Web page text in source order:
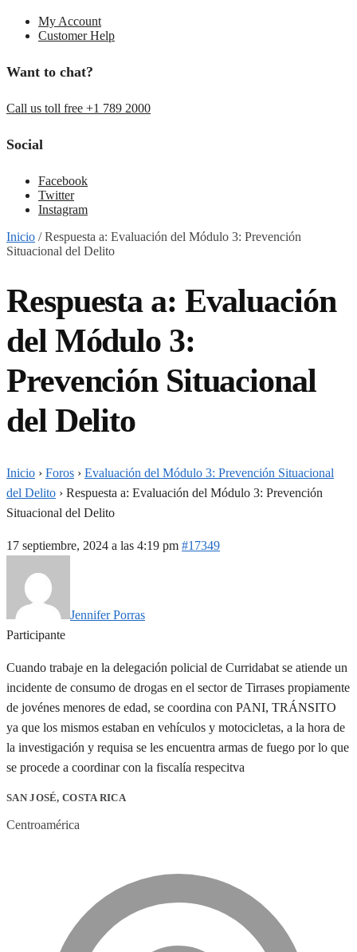
My Account
Customer Help
Want to chat?
Call us toll free +1 789 2000
Social
Facebook
Twitter
Instagram
Inicio /Respuesta a: Evaluación del Módulo 3: Prevención
Situacional del Delito
Respuesta a: Evaluación
del Módulo 3:
Prevención Situacional
del Delito
Inicio › Foros › Evaluación del Módulo 3: Prevención Situacional
del Delito › Respuesta a: Evaluación del Módulo 3: Prevención
Situacional del Delito
17 septiembre, 2024 a las 4:19 pm #17349
Jennifer Porras
Participante
Cuando trabaje en la delegación policial de Curridabat se atiende un
incidente de consumo de drogas en el sector de Tirrases propiamente
de jovénes menores de edad, se coordina con PANI, TRÁNSITO
ya que los mismos estaban en vehículos y motocicletas, a la hora de
la investigación y requisa se les encuentra armas de fuego por lo que
se procede a coordinar con la fiscalía respecitva
SAN JOSÉ, COSTA RICA
Centroamérica